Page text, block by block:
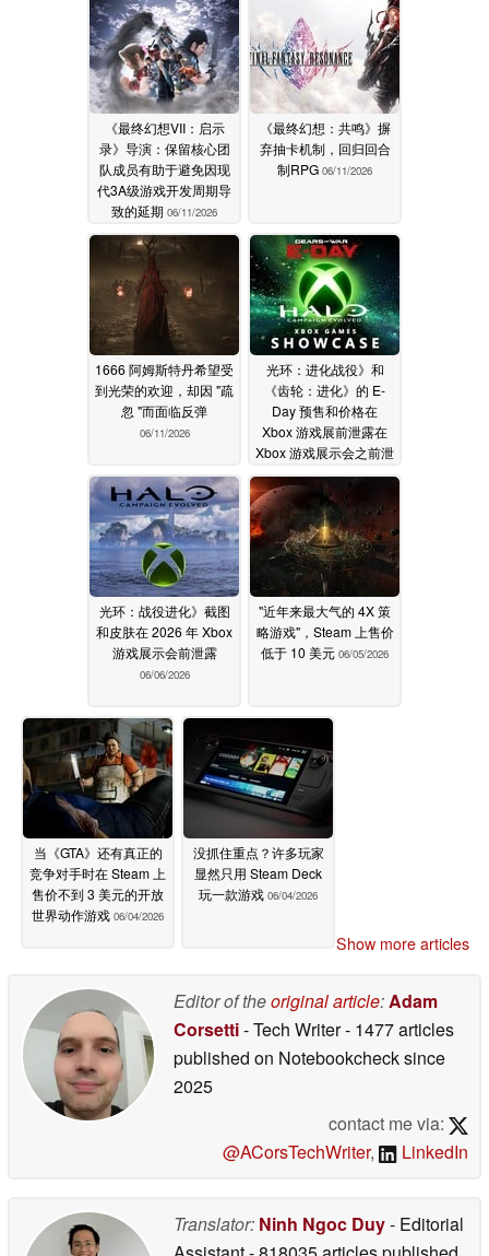
《最终幻想VII：启示
录》导演：保留核心团
队成员有助于避免因现
代3A级游戏开发周期导
致的延期 06/11/2026
《最终幻想：共鸣》摒
弃抽卡机制，回归回合
制RPG 06/11/2026
1666 阿姆斯特丹希望受
到光荣的欢迎，却因 "疏
忽 "而面临反弹
06/11/2026
光环：进化战役》和
《齿轮：进化》的 E-
Day 预售和价格在
Xbox 游戏展前泄露在
Xbox 游戏展示会之前泄
露 E-Day 预购订单和价
格
06/08/2026
光环：战役进化》截图
和皮肤在 2026 年 Xbox
游戏展示会前泄露
06/06/2026
"近年来最大气的 4X 策
略游戏"，Steam 上售价
低于 10 美元 06/05/2026
当《GTA》还有真正的
竞争对手时在 Steam 上
售价不到 3 美元的开放
世界动作游戏 06/04/2026
没抓住重点？许多玩家
显然只用 Steam Deck
玩一款游戏 06/04/2026
Show more articles
Editor of theoriginal article:Adam
Corsetti- Tech Writer- 1477 articles
published on Notebookchecksince
2025
contact me via:
@ACorsTechWriter, LinkedIn
Translator: Ninh Ngoc Duy- Editorial